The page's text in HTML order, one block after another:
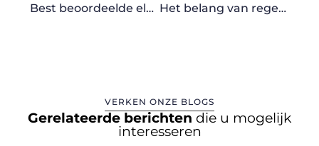
Best beoordeelde elektrische bakfietsen van 2023 Het belang van regelmatige dakinspectie en hoe je het aanpakt
VERKEN ONZE BLOGS
Gerelateerde berichten die u mogelijk
interesseren